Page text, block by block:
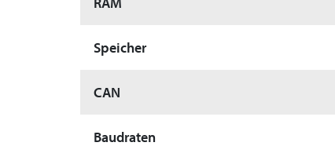
Speicher
CAN
Baudraten